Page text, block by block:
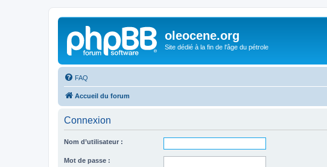
oleocene.org
Site dédié à la fin de l'âge du pétrole
FAQ
Accueil du forum
Connexion
Nom d’utilisateur :
Mot de passe :